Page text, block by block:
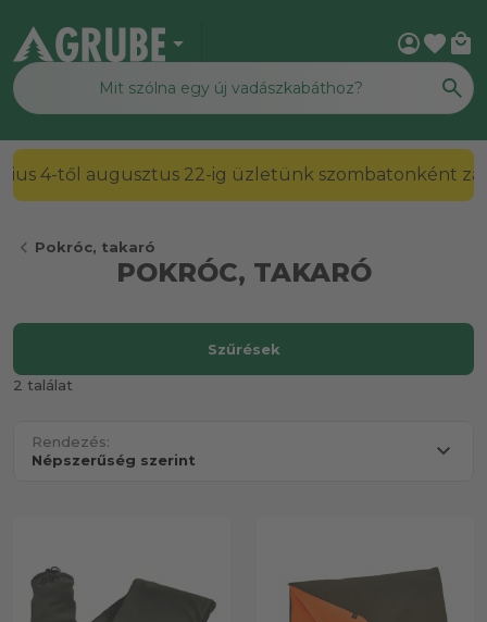
arrow_drop_down account_circlefavorite local_mall
2026. július 4-től augusztus 22-ig üzletünk
chevron_left Pokróc, takaró
POKRÓC, TAKARÓ
2 találat
Rendezés:
Szűrések